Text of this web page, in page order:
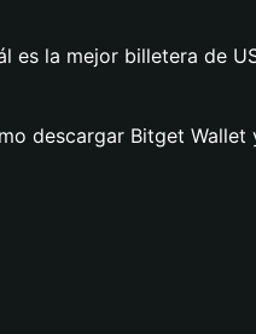
es la mejor billetera de
descargar Bitget Wallet